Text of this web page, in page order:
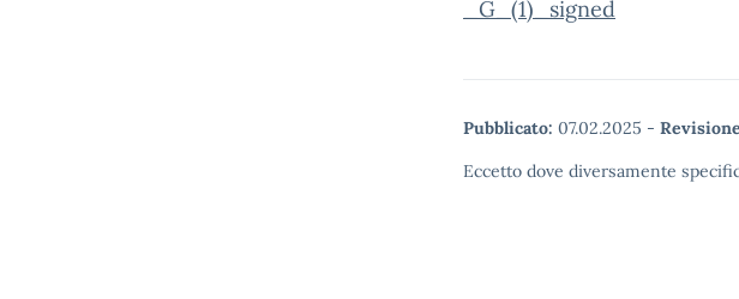
_G_(1)_signed
Pubblicato: 07.02.2025 -
Eccetto dove diversamente